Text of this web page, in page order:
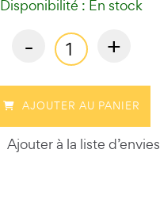
Disponibilité : En stock
- +
AJOUTER AU PANIER
Ajouter à la liste d’envies